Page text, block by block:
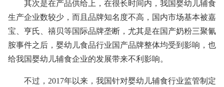
其次是在产品供给上，在很长时间内，我国婴幼儿辅食
生产企业数较少，而且品牌知名度不高，国内市场基本被嘉
宝、亨氏、禧贝等国际品牌垄断，尤其是在国产奶粉三聚氰
胺事件之后，婴幼儿食品行业国产品牌整体均受到影响，也
给我国婴幼儿辅食企业的发展带来不利影响。
不过，2017年以来，我国针对婴幼儿辅食行业监管制定